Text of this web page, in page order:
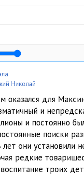
Николай
оказался для
и
и постоянно
поиски
лет они установили
редкие
троих